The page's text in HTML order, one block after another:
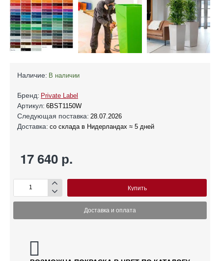
Наличие: В наличии
Бренд: Private Label
Артикул: 6BST1150W
Следующая поставка: 28.07.2026
Доставка: со склада в Нидерландах ≈ 5 дней
17 640 р.
Купить
Доставка и оплата